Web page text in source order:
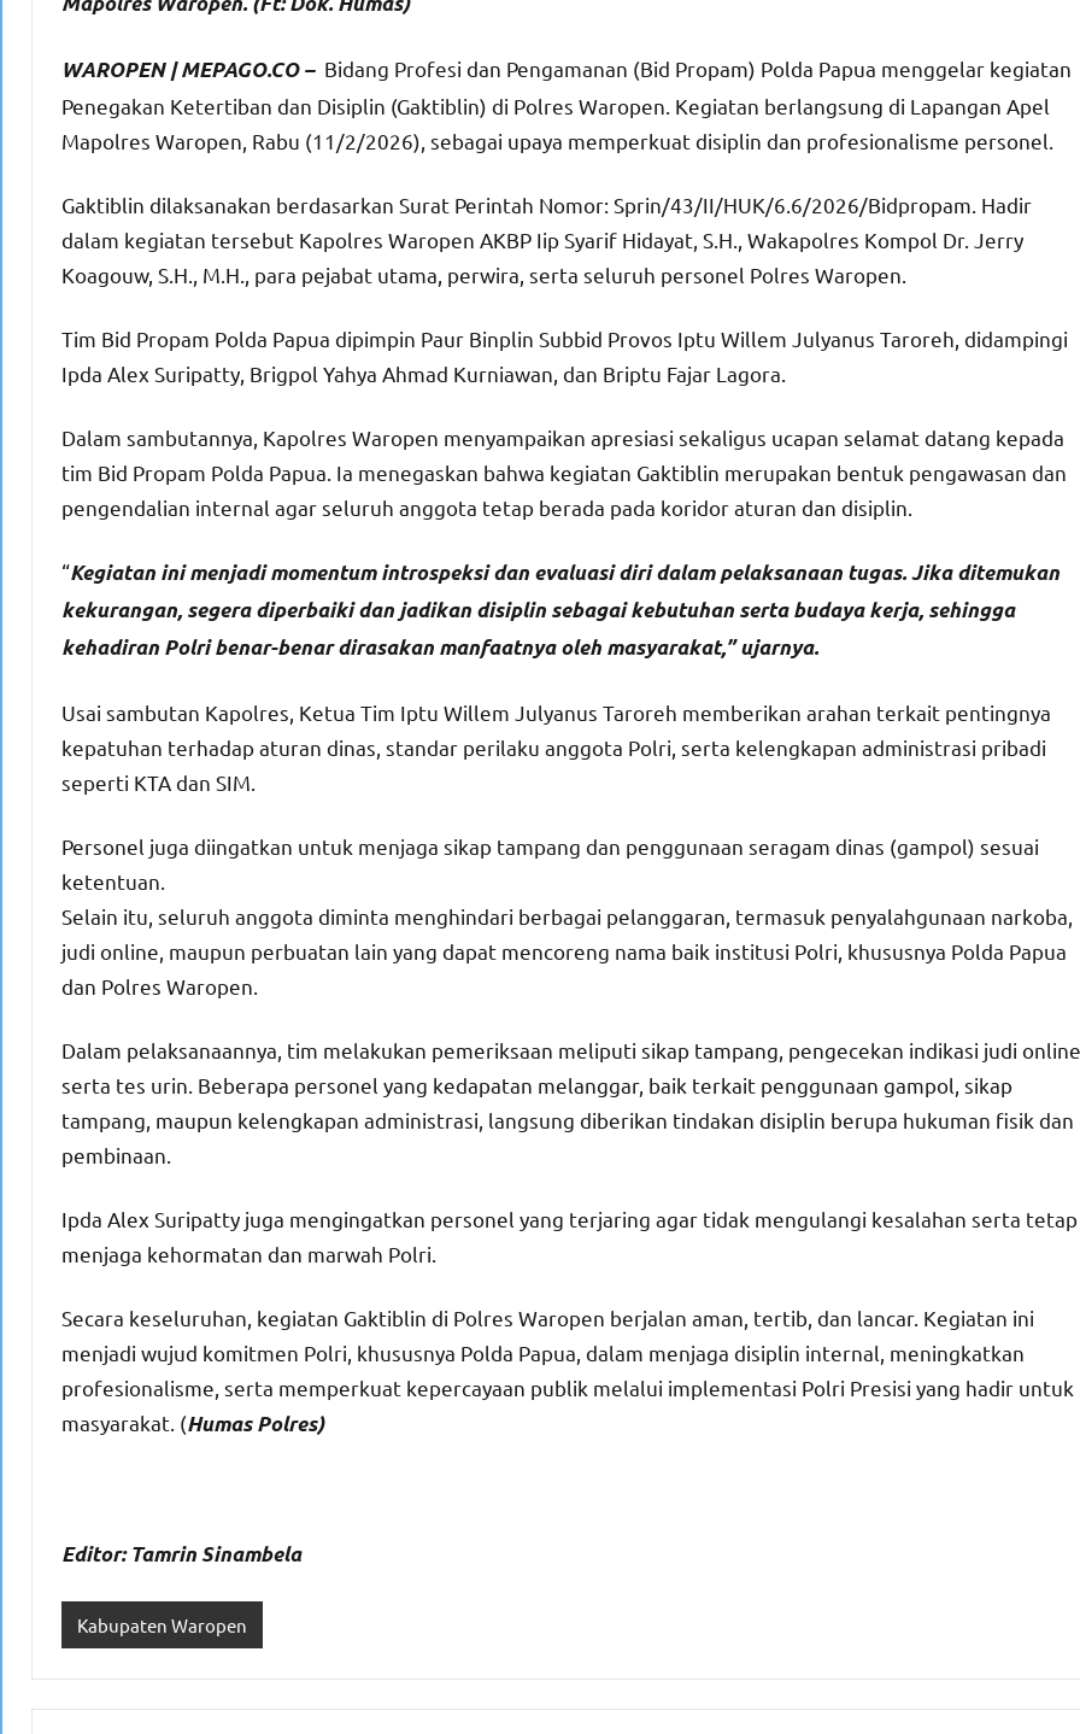
WAROPEN | MEPAGO.CO – Bidang Profesi dan Pengamanan (Bid Propam) Polda Papua menggelar kegiatan
Penegakan Ketertiban dan Disiplin (Gaktiblin) di Polres Waropen. Kegiatan berlangsung di Lapangan Apel
Mapolres Waropen, Rabu (11/2/2026), sebagai upaya memperkuat disiplin dan profesionalisme personel.
Gaktiblin dilaksanakan berdasarkan Surat Perintah Nomor: Sprin/43/II/HUK/6.6/2026/Bidpropam. Hadir
dalam kegiatan tersebut Kapolres Waropen AKBP Iip Syarif Hidayat, S.H., Wakapolres Kompol Dr. Jerry
Koagouw, S.H., M.H., para pejabat utama, perwira, serta seluruh personel Polres Waropen.
Tim Bid Propam Polda Papua dipimpin Paur Binplin Subbid Provos Iptu Willem Julyanus Taroreh, didampingi
Ipda Alex Suripatty, Brigpol Yahya Ahmad Kurniawan, dan Briptu Fajar Lagora.
Dalam sambutannya, Kapolres Waropen menyampaikan apresiasi sekaligus ucapan selamat datang kepada
tim Bid Propam Polda Papua. Ia menegaskan bahwa kegiatan Gaktiblin merupakan bentuk pengawasan dan
pengendalian internal agar seluruh anggota tetap berada pada koridor aturan dan disiplin.
“Kegiatan ini menjadi momentum introspeksi dan evaluasi diri dalam pelaksanaan tugas. Jika ditemukan
kekurangan, segera diperbaiki dan jadikan disiplin sebagai kebutuhan serta budaya kerja, sehingga
kehadiran Polri benar-benar dirasakan manfaatnya oleh masyarakat,” ujarnya.
Usai sambutan Kapolres, Ketua Tim Iptu Willem Julyanus Taroreh memberikan arahan terkait pentingnya
kepatuhan terhadap aturan dinas, standar perilaku anggota Polri, serta kelengkapan administrasi pribadi
seperti KTA dan SIM.
Personel juga diingatkan untuk menjaga sikap tampang dan penggunaan seragam dinas (gampol) sesuai
ketentuan.
Selain itu, seluruh anggota diminta menghindari berbagai pelanggaran, termasuk penyalahgunaan narkoba,
judi online, maupun perbuatan lain yang dapat mencoreng nama baik institusi Polri, khususnya Polda Papua
dan Polres Waropen.
Dalam pelaksanaannya, tim melakukan pemeriksaan meliputi sikap tampang, pengecekan indikasi judi
serta tes urin. Beberapa personel yang kedapatan melanggar, baik terkait penggunaan gampol, sikap
tampang, maupun kelengkapan administrasi, langsung diberikan tindakan disiplin berupa hukuman fisik dan
pembinaan.
Ipda Alex Suripatty juga mengingatkan personel yang terjaring agar tidak mengulangi kesalahan serta tetap
menjaga kehormatan dan marwah Polri.
Secara keseluruhan, kegiatan Gaktiblin di Polres Waropen berjalan aman, tertib, dan lancar. Kegiatan ini
menjadi wujud komitmen Polri, khususnya Polda Papua, dalam menjaga disiplin internal, meningkatkan
profesionalisme, serta memperkuat kepercayaan publik melalui implementasi Polri Presisi yang hadir untuk
masyarakat. (Humas Polres)
Editor: Tamrin Sinambela
Kabupaten Waropen